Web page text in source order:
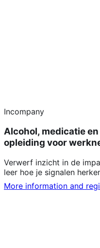
Incompany
Alcohol, medicatie
opleiding voor
Verwerf inzicht in de
leer hoe je signalen
More information and